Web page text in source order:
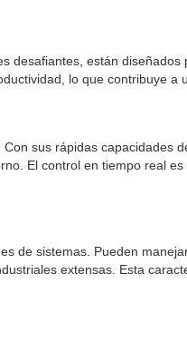
desafiantes, están
lo que contribuye a
sus rápidas capacidades
El control en tiempo real
de sistemas. Pueden
extensas. Esta